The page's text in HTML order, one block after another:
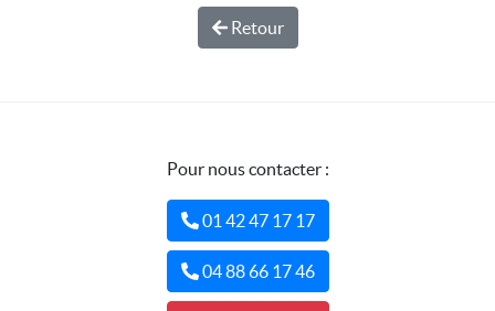
Retour
Pour nous contacter :
01 42 47 17 17
04 88 66 17 46